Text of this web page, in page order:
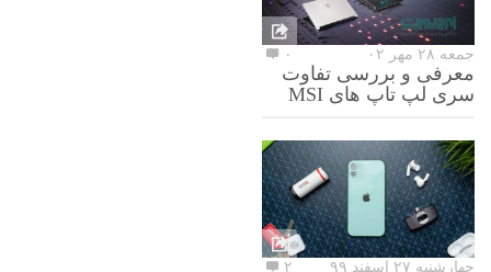
جمعه ۲۸ مهر ۰۲ ۰
معرفی و بررسی تفاوت
سری لپ تاپ های MSI
چهارشنبه ۲۷ اسفند ۹۹ ۲